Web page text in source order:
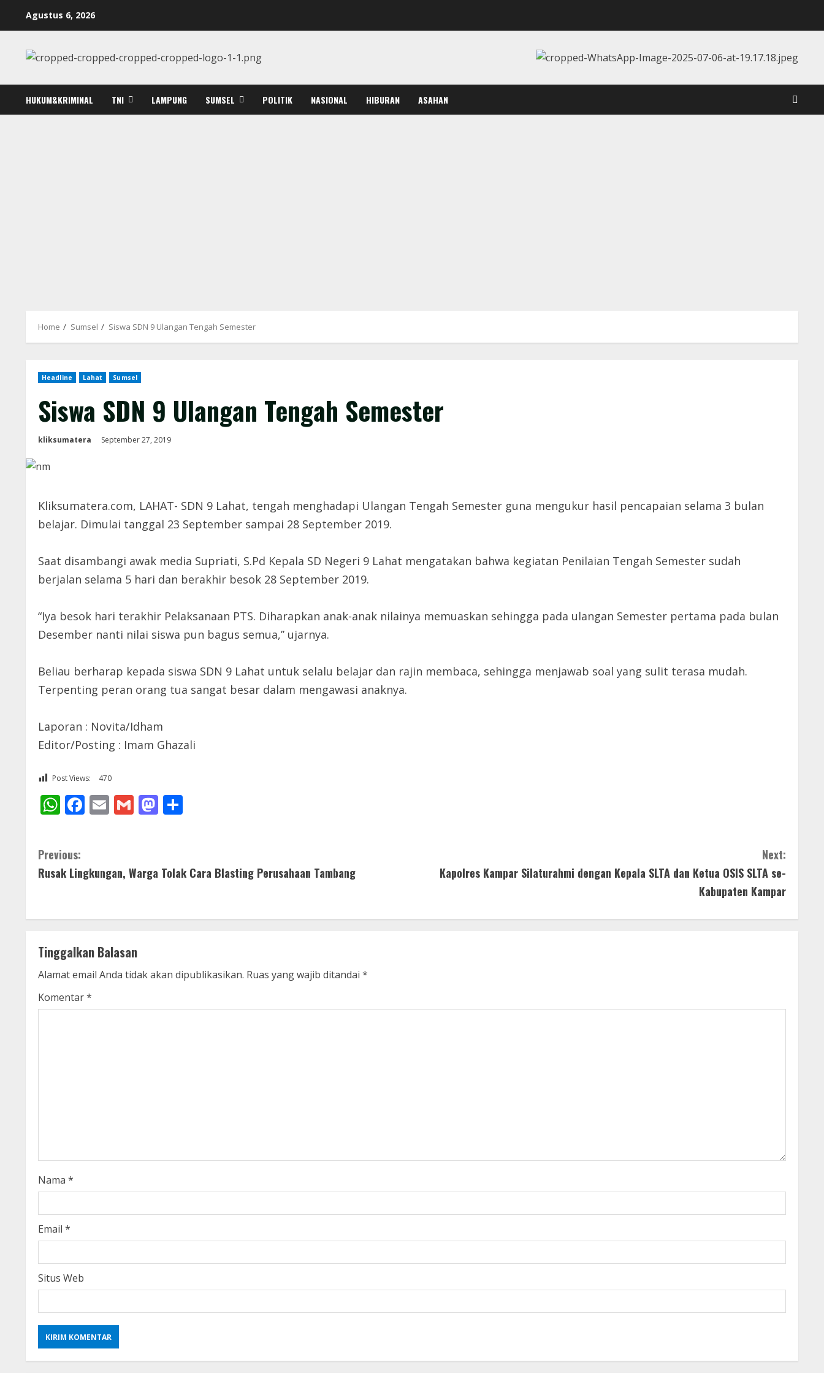
Agustus 6, 2026
HUKUM&KRIMINAL TNI LAMPUNG SUMSEL POLITIK NASIONAL HIBURAN ASAHAN
Home Sumsel Siswa SDN 9 Ulangan Tengah Semester
Headline Lahat Sumsel
Siswa SDN 9 Ulangan Tengah Semester
kliksumatera September 27, 2019
Kliksumatera.com, LAHAT- SDN 9 Lahat, tengah menghadapi Ulangan Tengah Semester guna mengukur hasil pencapaian selama 3 bulan
belajar. Dimulai tanggal 23 September sampai 28 September 2019.
Saat disambangi awak media Supriati, S.Pd Kepala SD Negeri 9 Lahat mengatakan bahwa kegiatan Penilaian Tengah Semester sudah
berjalan selama 5 hari dan berakhir besok 28 September 2019.
“Iya besok hari terakhir Pelaksanaan PTS. Diharapkan anak-anak nilainya memuaskan sehingga pada ulangan Semester pertama pada bulan
Desember nanti nilai siswa pun bagus semua,’’ ujarnya.
Beliau berharap kepada siswa SDN 9 Lahat untuk selalu belajar dan rajin membaca, sehingga menjawab soal yang sulit terasa mudah.
Terpenting peran orang tua sangat besar dalam mengawasi anaknya.
Laporan : Novita/Idham
Editor/Posting : Imam Ghazali
Post Views: 470
WhatsApp
Facebook
EmailGmailMastodon
C
o
i
n
u
i
n
g
Previous:
Rusak Lingkungan, Warga Tolak Cara Blasting Perusahaan Tambang
Next:
Kapolres Kampar Silaturahmi dengan Kepala SLTA dan Ketua OSIS SLTA se-
Kabupaten Kampar
Tinggalkan Balasan
Alamat email Anda tidak akan dipublikasikan. Ruas yang wajib ditandai *
Komentar*
Nama *
Email *
Situs Web